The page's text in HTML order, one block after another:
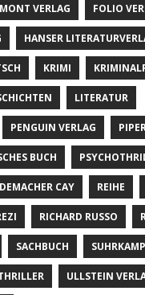
VERLAG FOLIO
HANSER
KRIMI
LITERATUR
PENGUIN VERLAG
BUCH
CAY REIHE
RICHARD RUSSO
SACHBUCH
ULLSTEIN